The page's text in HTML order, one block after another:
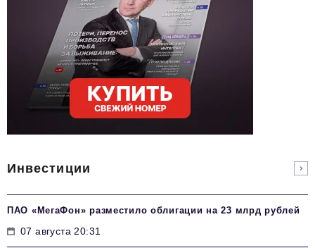
Инвестиции
ПАО «МегаФон» разместило облигации на 23 млрд рублей
07 августа 20:31